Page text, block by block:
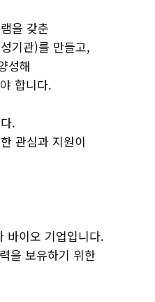
을 갖춘
기관)를 만들고,
성해
합니다.
.
관심과 지원이
바이오 기업입니다.
을 보유하기 위한